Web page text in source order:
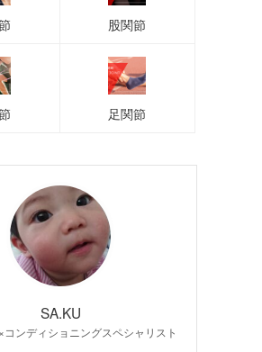
股関節
足関節
SA.KU
ンディショニングスペシャリスト